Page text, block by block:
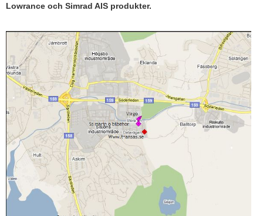
TK Trailer
Volvo Penta Servicedelar
Yanmar Servicedelar
Yamaha Servicedelar
Mercury Servicedelar
Garmin
Lowrance
Humminbird
Simrad
B&G
Lowrance och Simrad AIS produkter.